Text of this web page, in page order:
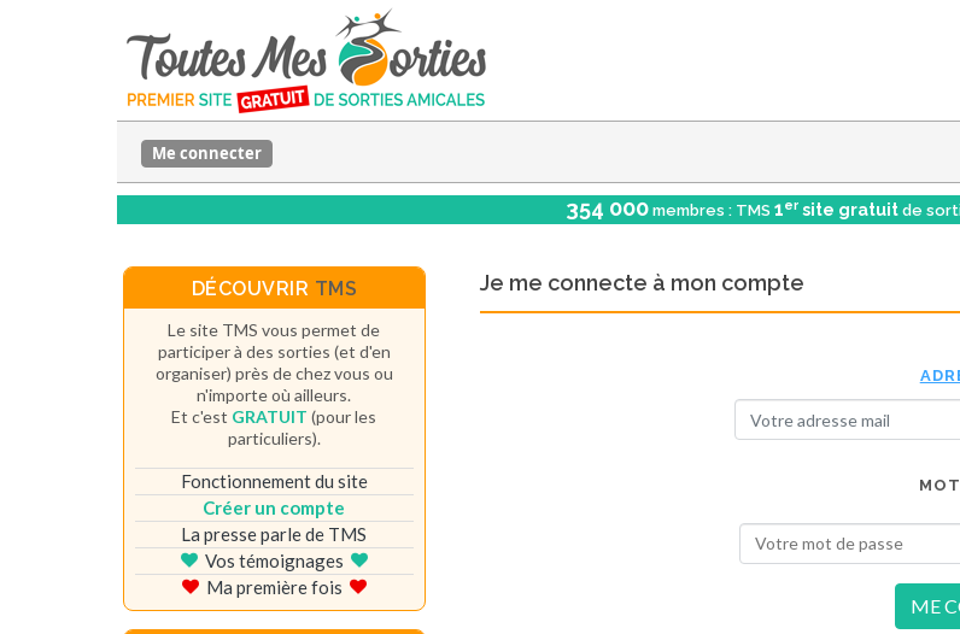
Me connecter
354 000 membres : TMS 1er site gratuit de
Je me connecte à mon compte
ME
DÉCOUVRIR TMS
Le site TMS vous permet de
participer à des sorties (et d'en
organiser) près de chez vous ou
n'importe où ailleurs.
Et c'est GRATUIT (pour les
particuliers).
Fonctionnement du site
Créer un compte
La presse parle de TMS
Vos témoignages
Ma première fois